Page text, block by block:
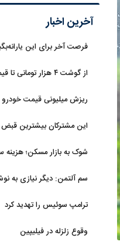
آخرین اخبار
فرصت آخر برای این
از گوشت ۴ هزار تومانی تا قیمت میلیونی؛ مقصر گرانی امروز کیست؟
این مشترکان بیشترین قبض
سم آلتمن: دیگر نیازی به
ترامپ سوئیس را تهدید کرد
وقوع زلزله در فیلیپین